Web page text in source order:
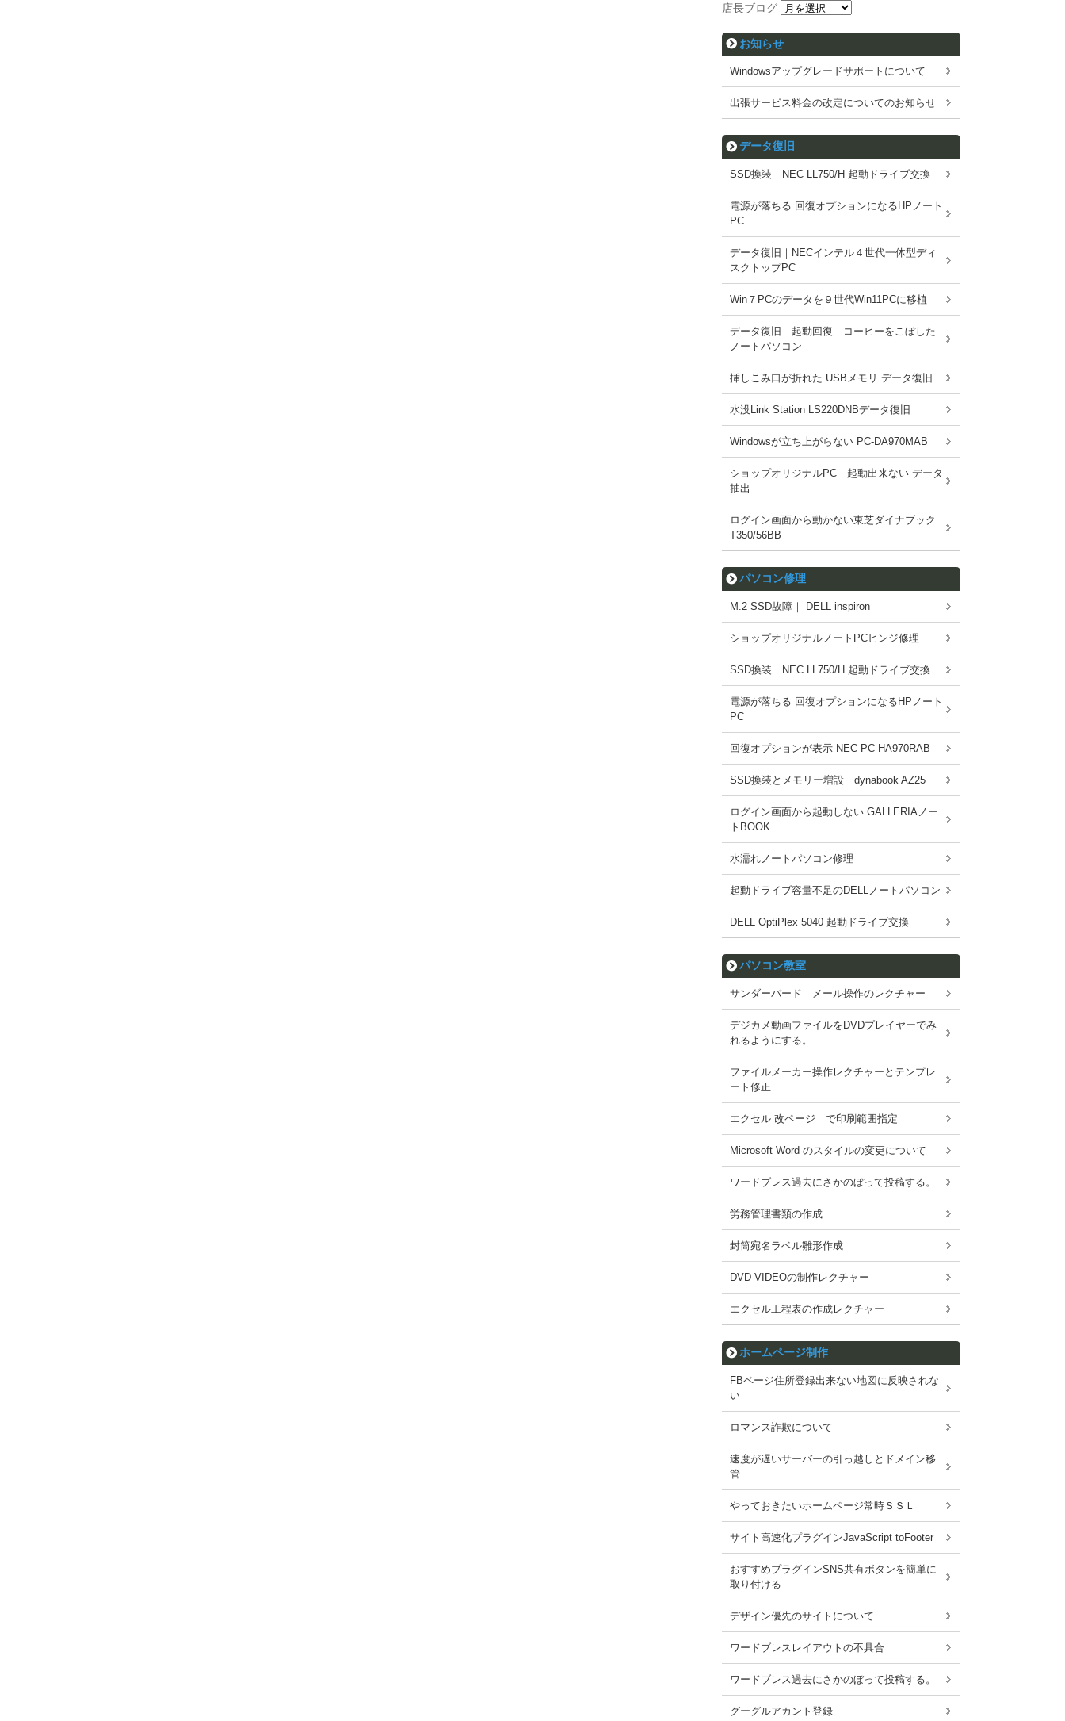
店長ブログ
お知らせ
Windowsアップグレードサポートについて
出張サービス料金の改定についてのお知らせ
データ復旧
SSD換装｜NEC LL750/H 起動ドライブ交換
電源が落ちる 回復オプションになるHPノート
PC
データ復旧｜NECインテル４世代一体型ディ
スクトップPC
Win７PCのデータを９世代Win11PCに移植
データ復旧 起動回復｜コーヒーをこぼした
ノートパソコン
挿しこみ口が折れた USBメモリ データ復旧
水没Link Station LS220DNBデータ復旧
Windowsが立ち上がらない PC-DA970MAB
ショップオリジナルPC 起動出来ない データ
抽出
ログイン画面から動かない東芝ダイナブック
T350/56BB
パソコン修理
M.2 SSD故障｜ DELL inspiron
ショップオリジナルノートPCヒンジ修理
SSD換装｜NEC LL750/H 起動ドライブ交換
電源が落ちる 回復オプションになるHPノート
PC
回復オプションが表示 NEC PC-HA970RAB
SSD換装とメモリー増設｜dynabook AZ25
ログイン画面から起動しない GALLERIAノー
トBOOK
水濡れノートパソコン修理
起動ドライブ容量不足のDELLノートパソコン
DELL OptiPlex 5040 起動ドライブ交換
パソコン教室
サンダーバード メール操作のレクチャー
デジカメ動画ファイルをDVDプレイヤーでみ
れるようにする。
ファイルメーカー操作レクチャーとテンプレ
ート修正
エクセル 改ページ で印刷範囲指定
Microsoft Word のスタイルの変更について
ワードブレス過去にさかのぼって投稿する。
労務管理書類の作成
封筒宛名ラベル雛形作成
DVD-VIDEOの制作レクチャー
エクセル工程表の作成レクチャー
ホームページ制作
FBページ住所登録出来ない地図に反映されな
い
ロマンス詐欺について
速度が遅いサーバーの引っ越しとドメイン移
管
やっておきたいホームページ常時ＳＳＬ
サイト高速化プラグインJavaScript toFooter
おすすめプラグインSNS共有ボタンを簡単に
取り付ける
デザイン優先のサイトについて
ワードブレスレイアウトの不具合
ワードブレス過去にさかのぼって投稿する。
グーグルアカント登録